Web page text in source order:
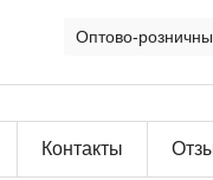
Оптово-
Контакты